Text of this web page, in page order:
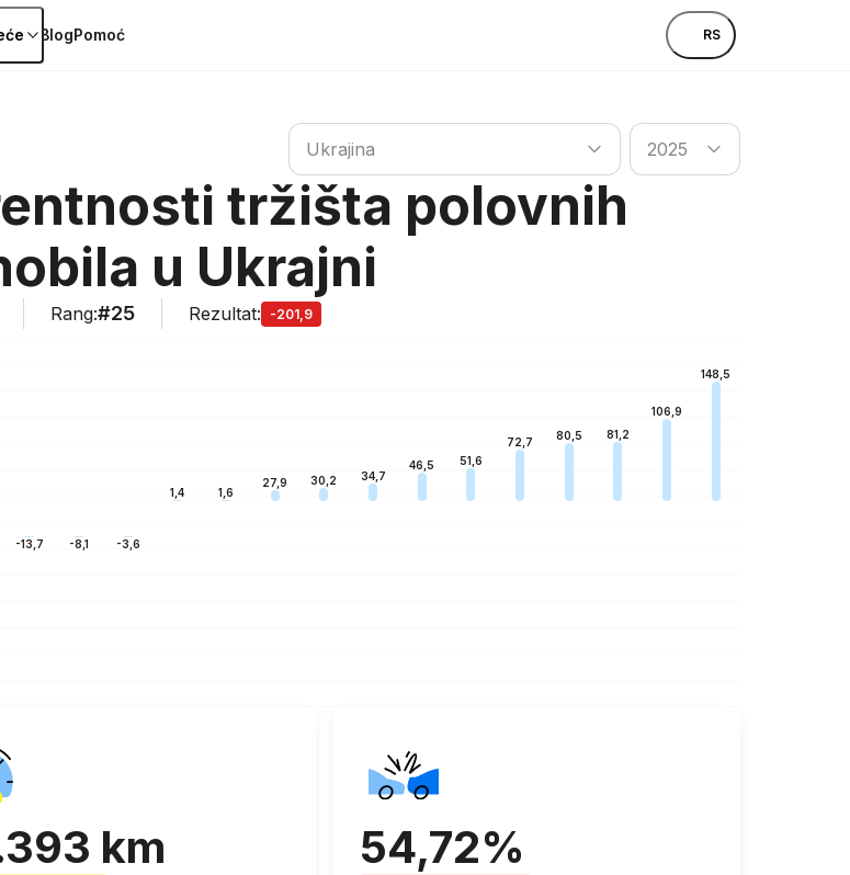
BlogPomoć RS
Potraži državu
Ukrajina
Potraži državu
2025
tržišta polovnih
u Ukrajni
Rang:#25 Rezultat:
-201,9
-13,7 -8,1 -3,6
1,4 1,6
27,9 30,2 34,7
46,5 51,6
72,7
80,5 81,2
106,9
148,5
km 54,72%